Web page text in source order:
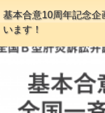
基本合意10周年記念
います！